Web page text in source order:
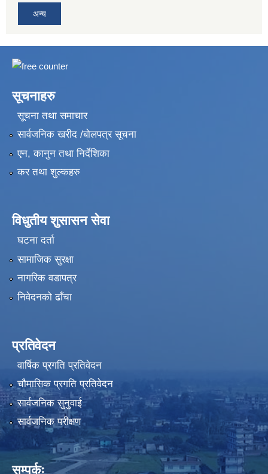
अन्य
सूचनाहरु
सूचना तथा समाचार
सार्वजनिक खरीद /बोलपत्र सूचना
एन, कानुन तथा निर्देशिका
कर तथा शुल्कहरु
विधुतीय शुसासन सेवा
घटना दर्ता
सामाजिक सुरक्षा
नागरिक वडापत्र
निवेदनको ढाँचा
प्रतिवेदन
वार्षिक प्रगति प्रतिवेदन
चौमासिक प्रगति प्रतिवेदन
सार्वजनिक सुनुवाई
सार्वजनिक परीक्षण
सम्पर्कः